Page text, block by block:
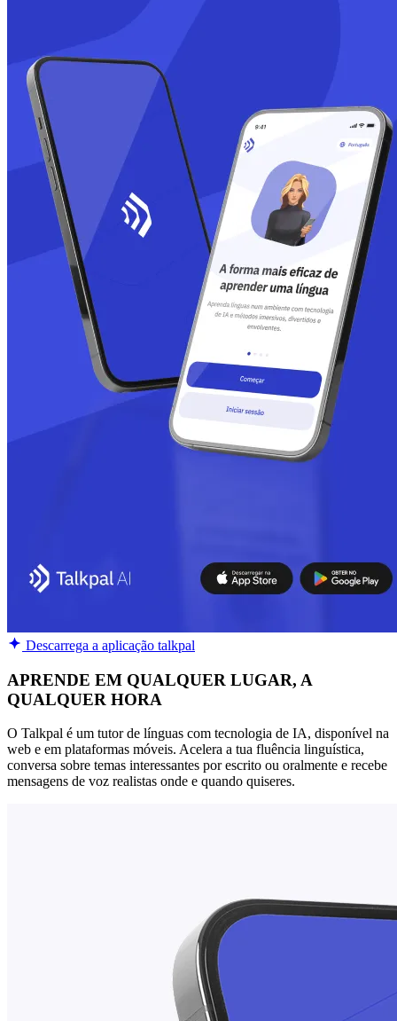
Descarrega a aplicação talkpal
APRENDE EM QUALQUER LUGAR, A
QUALQUER HORA
O Talkpal é um tutor de línguas com tecnologia de IA, disponível na
web e em plataformas móveis. Acelera a tua fluência linguística,
conversa sobre temas interessantes por escrito ou oralmente e recebe
mensagens de voz realistas onde e quando quiseres.